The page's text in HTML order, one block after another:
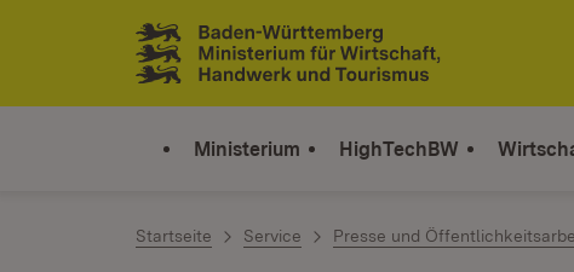
Zum Inhalt springen
Link zur Startseite
Ministerium HighTechBW
Startseite Service Presse und